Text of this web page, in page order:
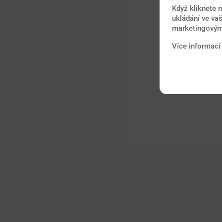
Když kliknete
ukládání ve
Více